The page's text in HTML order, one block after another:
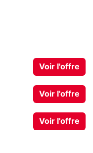
Voir l'offre
Voir l'offre
Voir l'offre